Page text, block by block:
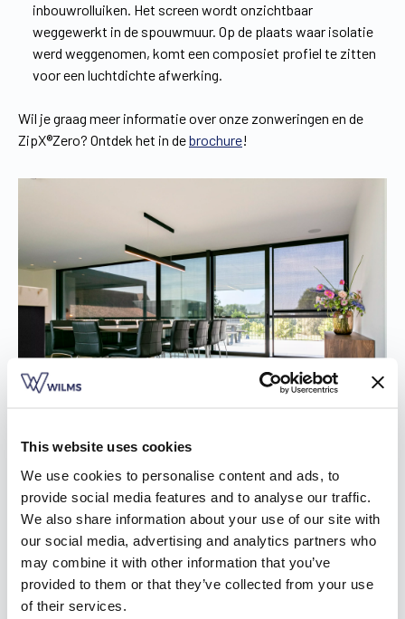
This website uses cookies
We use cookies to personalise content and ads, to
provide social media features and to analyse our traffic.
We also share information about your use of our site with
our social media, advertising and analytics partners who
may combine it with other information that you’ve
provided to them or that they’ve collected from your use
of their services.
inbouwrolluiken. Het screen wordt onzichtbaar
weggewerkt in de spouwmuur. Op de plaats waar isolatie
werd weggenomen, komt een composiet profiel te zitten
voor een luchtdichte afwerking.
Wil je graag meer informatie over onze zonweringen en de
ZipX®Zero? Ontdek het in debrochure!
Rekem
Elk huis is anders. Je werkt de zonwering in Rekem dan ook
graag af volgens jouw behoeften, dat is niet meer dan
logisch. Op zoek naar een stof die verduistert, of eerder licht
doorlaat? Er zijn tal van mogelijkheden! De kleur van het doek